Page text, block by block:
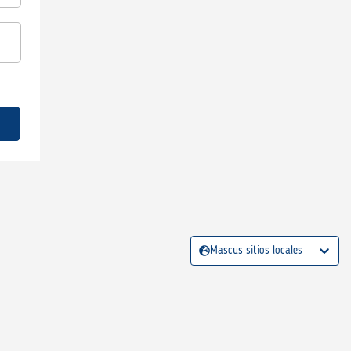
Mascus sitios locales